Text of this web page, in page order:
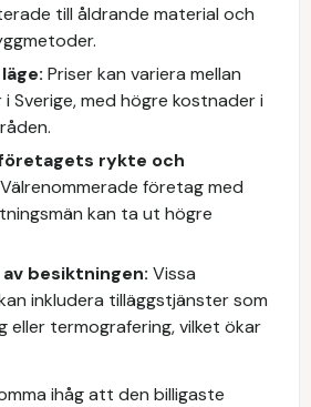
till åldrande material och
Priser kan variera mellan
Sverige, med högre kostnader i
rykte och
Välrenommerade företag med
kan ta ut högre
besiktningen: Vissa
inkludera tilläggstjänster som
eller termografering, vilket ökar
ihåg att den billigaste